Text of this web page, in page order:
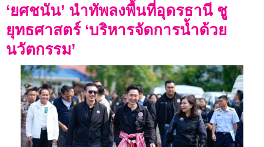
‘ยศชนัน’ นำทัพลงพื้นที่อุดรธานี ชู
ยุทธศาสตร์ ‘บริหารจัดการน้ำด้วย
นวัตกรรม’